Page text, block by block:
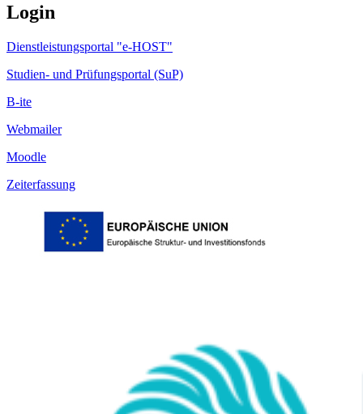
Login
Dienstleistungsportal "e-HOST"
Studien- und Prüfungsportal (SuP)
B-ite
Webmailer
Moodle
Zeiterfassung